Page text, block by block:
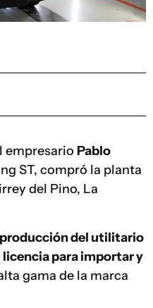
empresario Pablo
ST, compró la planta
del Pino, La
producción del utilitario
licencia para importar y
gama de la marca